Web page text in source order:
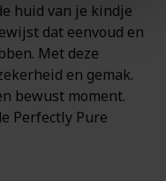
huid van je kindje
dat eenvoud en
Met deze
en gemak.
bewust moment.
Perfectly Pure